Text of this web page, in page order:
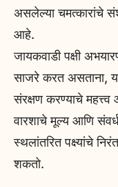
असलेल्या चमत्कारांचे
आहे.
जायकवाडी पक्षी
साजरे करत असताना,
संरक्षण करण्याचे
वारशाचे मूल्य आणि
स्थलांतरित पक्ष्यांचे
शकतो.